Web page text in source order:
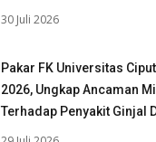
30 Juli 2026
Pakar FK Universitas
2026, Ungkap Ancaman
Terhadap Penyakit Ginjal